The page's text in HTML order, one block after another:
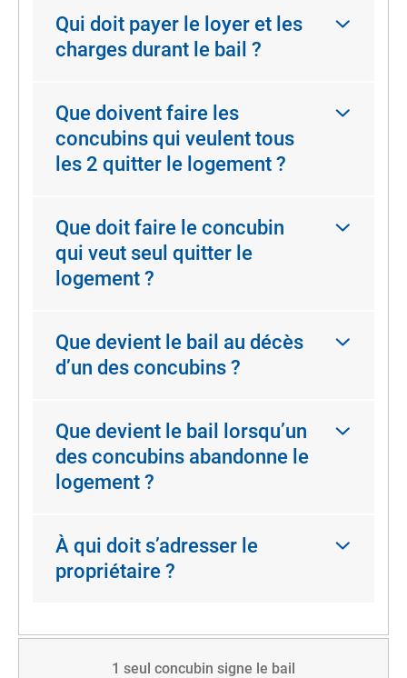
Qui doit payer le loyer et les
charges durant le bail ?
Que doivent faire les
concubins qui veulent tous
les 2 quitter le logement ?
Que doit faire le concubin
qui veut seul quitter le
logement ?
Que devient le bail au décès
d’un des concubins ?
Que devient le bail lorsqu’un
des concubins abandonne le
logement ?
À qui doit s’adresser le
propriétaire ?
1 seul concubin signe le bail